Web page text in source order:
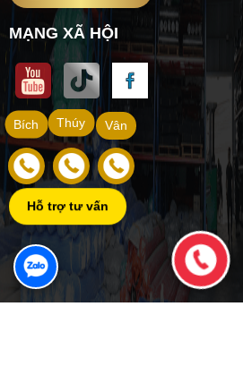
MẠNG XÃ HỘI
Vân
Thúy
Bích
Hỗ trợ tư vấn